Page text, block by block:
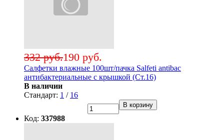
190 руб.
332 руб.
Салфетки влажные 100шт/пачка Salfeti antibac
антибактериальные с крышкой (Ст.16)
В наличии
Стандарт: 1 / 16
В корзину
Код: 337988